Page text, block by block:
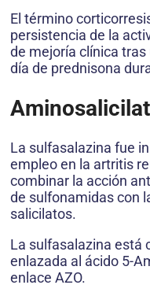
El término
persistencia de la
de mejoría clínica
día de prednisona
La sulfasalazina fue
empleo en la artritis
combinar la acción
de sulfonamidas con
salicilatos.
La sulfasalazina está
enlazada al ácido 5-
enlace AZO.